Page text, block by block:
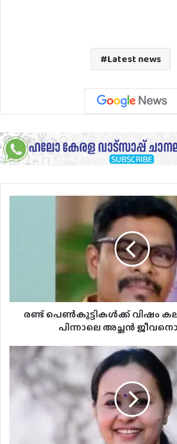
Latest news
രണ്ട് പെൺകുട്ടികൾക്ക് വിഷം
പിന്നാലെ അച്ഛൻ
'കുടുംബകാര്യങ്ങളുണ്ട്',
വീണാ
ജോര്‍ജിനെ
മത്സരിപ്പിക്കരുതെന്ന്
ഭര്‍ത്താവ്;